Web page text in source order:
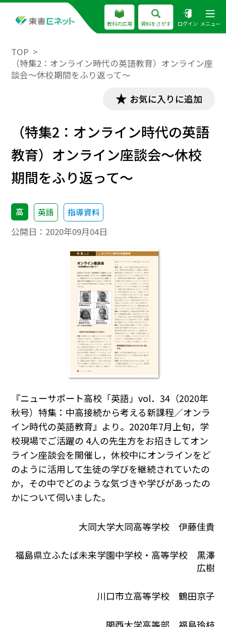
教科の広場 資料をさがす ログイン メニュー
TOP
（特集2：オンライン時代の英語教育）オンライン座
談会～休校期間をふり返って～
お気に入りに追加
（特集2：オンライン時代の英語
教育）オンライン座談会～休校
期間をふり返って～
高 英語 指導資料
公開日： 2020年09月04日
『ニューサポート高校「英語」vol．34（2020年
秋号）特集：中高接続から考える新課程／オンラ
イン時代の英語教育』より。2020年7月上旬，学
校現場でご活躍の 4人の先生方をお招きしてオン
ライン座談会を開催し，休校中にオンラインをど
のように活用して生徒の学びを継続されていたの
か，その中でどのような気づきや学びがあったの
かについて伺いました。
大同大学大同高等学校 伊藤佳貴
福島県立ふたば未来学園中学校・高等学校 黒澤
広樹
川口市立高等学校 鶴田京子